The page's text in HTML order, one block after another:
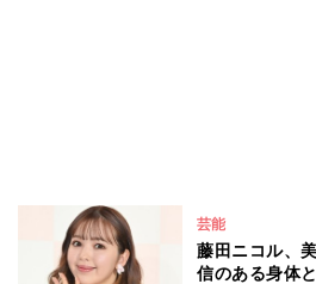
芸能
藤田ニコル、
信のある身体